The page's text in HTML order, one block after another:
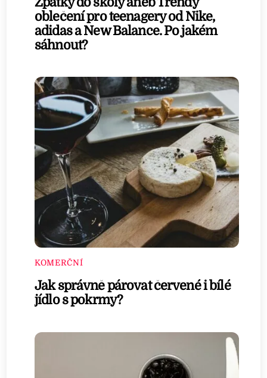
oblečení pro teenagery od Nike,
adidas a New Balance. Po jakém
sáhnout?
KOMERČNÍ
Jak správně párovat červené i bílé
jídlo s pokrmy?